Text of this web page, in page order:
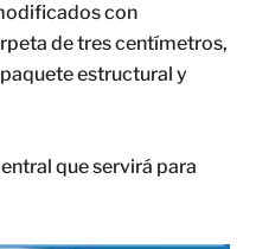
con
de tres centímetros,
estructural y
que servirá para